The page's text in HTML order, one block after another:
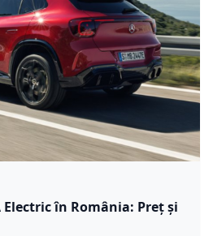
Electric în România: Preț și